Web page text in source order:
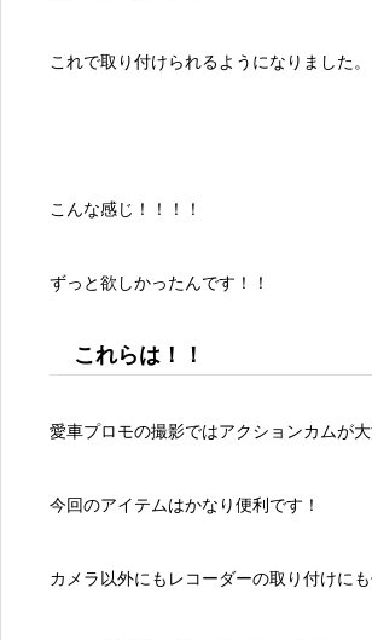
これで取り付けられるようになりました。
こんな感じ！！！！
ずっと欲しかったんです！！
これらは！！
愛車プロモの撮影ではアクションカムが
今回のアイテムはかなり便利です！
カメラ以外にもレコーダーの取り付けにも